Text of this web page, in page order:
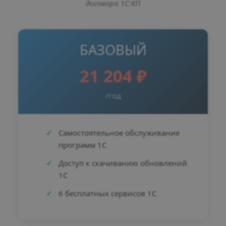
договора 1С:КП
БАЗОВЫЙ
21 204 ₽
/год
Самостоятельное обслуживание
программ 1С
Доступ к скачиванию обновлений
1С
6 бесплатных сервисов 1С